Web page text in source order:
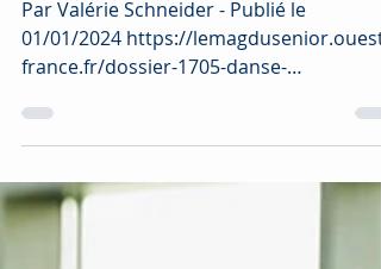
?
Par Valérie Schneider - Publié le
france.fr/dossier-1705-danse-
therapie.html La danse-thérapie est...